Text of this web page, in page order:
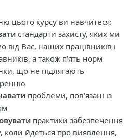
цього курсу ви навчитеся:
стандарти захисту, яких ми
від Вас, наших працівників і
а також п'ять норм
що не підлягають
проблеми, пов'язані із
практики забезпечення
коли йдеться про виявлення,